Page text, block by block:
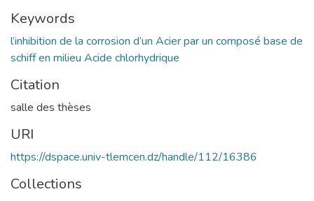
Keywords
l’inhibition de la corrosion d’un Acier par un composé base de
schiff en milieu Acide chlorhydrique
Citation
salle des thèses
URI
https://dspace.univ-tlemcen.dz/handle/112/16386
Collections